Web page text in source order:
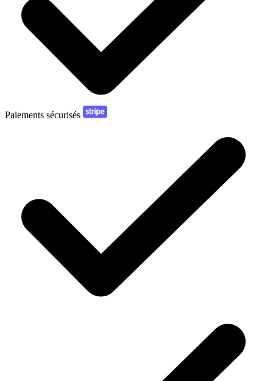
Paiements sécurisés